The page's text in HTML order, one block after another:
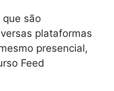
que são
plataformas
presencial,
Feed